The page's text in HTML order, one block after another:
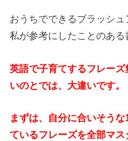
おうちでできるブラッシ
私が参考にしたことのある
英語で子育てするフレー
いのとでは、大違いです。
まずは、自分に合いそう
ているフレーズを全部マ